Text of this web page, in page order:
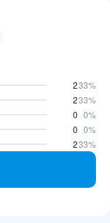
233%
233%
0 0%
0 0%
233%